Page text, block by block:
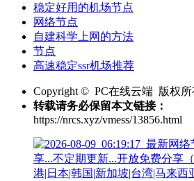
稳定好用的机场节点
网络节点
自建科学上网的方法
节点
高速稳定ssr机场推荐
Copyright © PC在线云端 版权所
转载请务必保留本文链接：
https://nrcs.xyz/vmess/13856.html